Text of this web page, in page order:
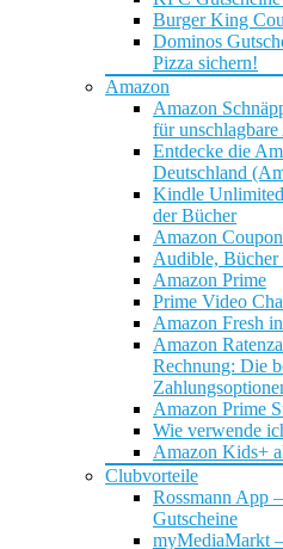
Burger King
Dominos
Pizza sichern!
Amazon
Amazon
für
Entdecke die
Deutschland
Kindle
der Bücher
Amazon
Audible, Bücher
Amazon Prime
Prime Video
Amazon Fresh
Amazon
Rechnung: Die
Amazon Prime
Wie verwende
Amazon Kids+
Clubvorteile
Rossmann App
Gutscheine
myMediaMarkt